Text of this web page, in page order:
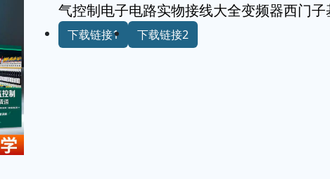
气控制电子电路实物接线大全变频器西门
下载链接1 下载链接2